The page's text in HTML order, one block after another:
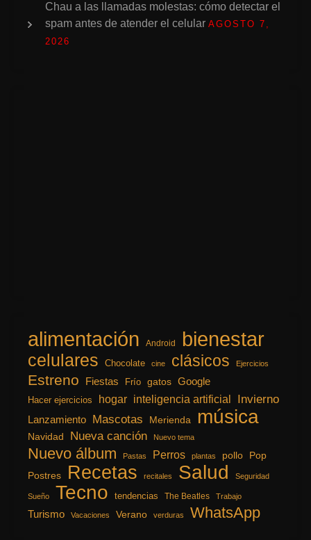
Chau a las llamadas molestas: cómo detectar el
spam antes de atender el celular AGOSTO 7,
2026
alimentación Android bienestar
celulares Chocolate cine clásicos Ejercicios
Estreno Fiestas Frío gatos Google
Hacer ejercicios hogar inteligencia artificial Invierno
Lanzamiento Mascotas Merienda música
Navidad Nueva canción Nuevo tema
Nuevo álbum Pastas Perros plantas pollo
Pop
Postres
Recetas recitales Salud Seguridad
Sueño Tecno tendencias The Beatles Trabajo
Turismo Vacaciones Verano verduras WhatsApp